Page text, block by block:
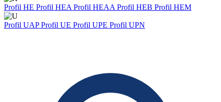
Profil HE Profil HEA Profil HEAA Profil HEB Profil HEM
Profil UAPProfil UE Profil UPE Profil UPN